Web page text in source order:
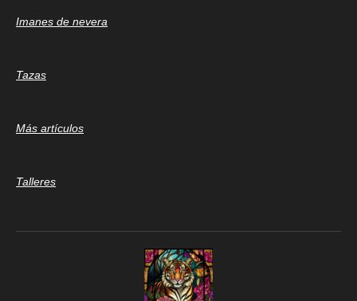
Imanes de nevera
Tazas
Más artículos
Talleres